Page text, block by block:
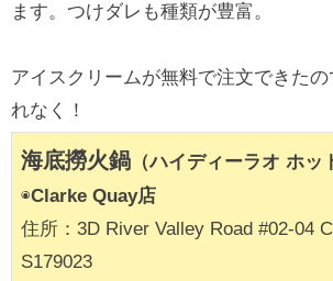
ます。つけダレも種類が豊富。
アイスクリームが無料で注文できた
れなく！
海底撈火鍋（ハイディーラオ ホッ
◉Clarke Quay店
住所：3D River Valley Road #02-04
S179023